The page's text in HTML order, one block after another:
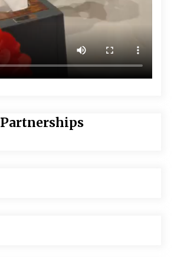
Partnerships